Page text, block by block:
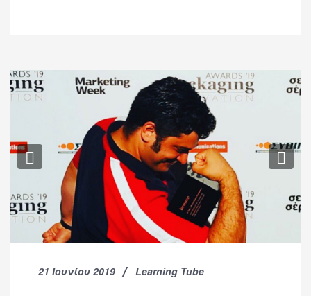
Previous
21 Ιουνίου 2019 Learning Tube